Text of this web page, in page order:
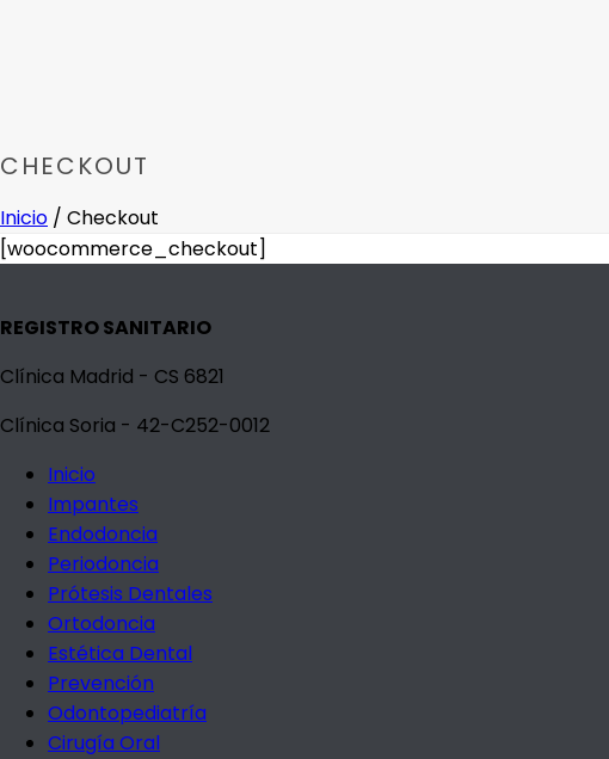
CHECKOUT
Inicio / Checkout
[woocommerce_checkout]
REGISTRO SANITARIO
Clínica Madrid - CS 6821
Clínica Soria - 42-C252-0012
Inicio
Impantes
Endodoncia
Periodoncia
Prótesis Dentales
Ortodoncia
Estética Dental
Prevención
Odontopediatría
Cirugía Oral